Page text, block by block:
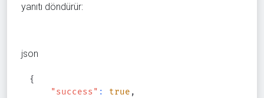
yanıtı döndürür:
json
{
"success" : true ,